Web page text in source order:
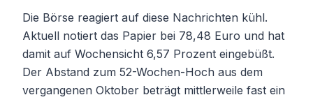
Die Börse reagiert auf diese Nachrichten kühl.
Aktuell notiert das Papier bei 78,48 Euro und hat
damit auf Wochensicht 6,57 Prozent eingebüßt.
Der Abstand zum 52-Wochen-Hoch aus dem
vergangenen Oktober beträgt mittlerweile fast ein